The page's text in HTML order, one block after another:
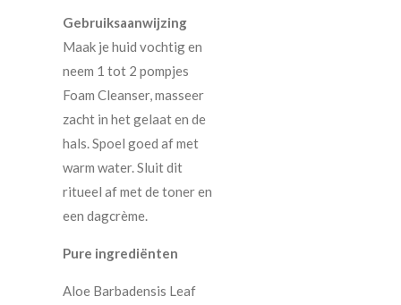
Gebruiksaanwijzing
Maak je huid vochtig en
neem 1 tot 2 pompjes
Foam Cleanser, masseer
zacht in het gelaat en de
hals. Spoel goed af met
warm water. Sluit dit
ritueel af met de toner en
een dagcrème.
Pure ingrediënten
Aloe Barbadensis Leaf